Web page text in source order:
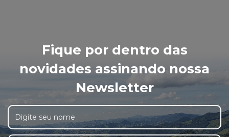
Fique por dentro das
novidades assinando nossa
Newsletter